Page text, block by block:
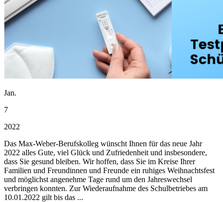
Jan.
7
2022
Das Max-Weber-Berufskolleg wünscht Ihnen für das neue Jahr
2022 alles Gute, viel Glück und Zufriedenheit und insbesondere,
dass Sie gesund bleiben. Wir hoffen, dass Sie im Kreise Ihrer
Familien und Freundinnen und Freunde ein ruhiges Weihnachtsfest
und möglichst angenehme Tage rund um den Jahreswechsel
verbringen konnten. Zur Wiederaufnahme des Schulbetriebes am
10.01.2022 gilt bis das ...